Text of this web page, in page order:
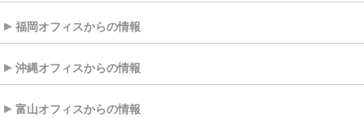
福岡オフィスからの情報
沖縄オフィスからの情報
富山オフィスからの情報